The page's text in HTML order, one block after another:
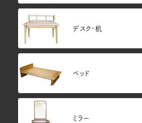
デスク・机
ベッド
ミラー